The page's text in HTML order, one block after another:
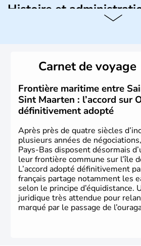
Histoire et
rôle dans la construction
représenté par le Roi Willem-
avril 2013.
Carnet de voyage
Frontière maritime entre
Sint Maarten : l’accord sur
définitivement adopté
Après près de quatre siècles
plusieurs années de
Pays-Bas disposent désormais
leur frontière commune sur l’île
L’accord adopté définitivement
français partage notamment les
selon le principe d’équidistance.
juridique très attendue pour
marqué par le passage de